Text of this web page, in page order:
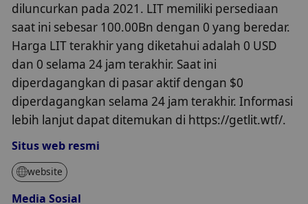
diluncurkan pada 2021. LIT memiliki persediaan
saat ini sebesar 100.00Bn dengan 0 yang beredar.
Harga LIT terakhir yang diketahui adalah 0 USD
dan 0 selama 24 jam terakhir. Saat ini
diperdagangkan di pasar aktif dengan $0
diperdagangkan selama 24 jam terakhir. Informasi
lebih lanjut dapat ditemukan di https://getlit.wtf/.
Situs web resmi
website
Media Sosial